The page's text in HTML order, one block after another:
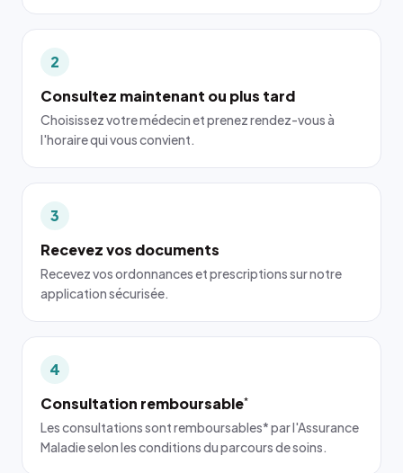
2
Consultez maintenant ou plus tard
Choisissez votre médecin et prenez rendez-vous à
l'horaire qui vous convient.
3
Recevez vos documents
Recevez vos ordonnances et prescriptions sur notre
application sécurisée.
4
Consultation remboursable*
Les consultations sont remboursables* par l'Assurance
Maladie selon les conditions du parcours de soins.